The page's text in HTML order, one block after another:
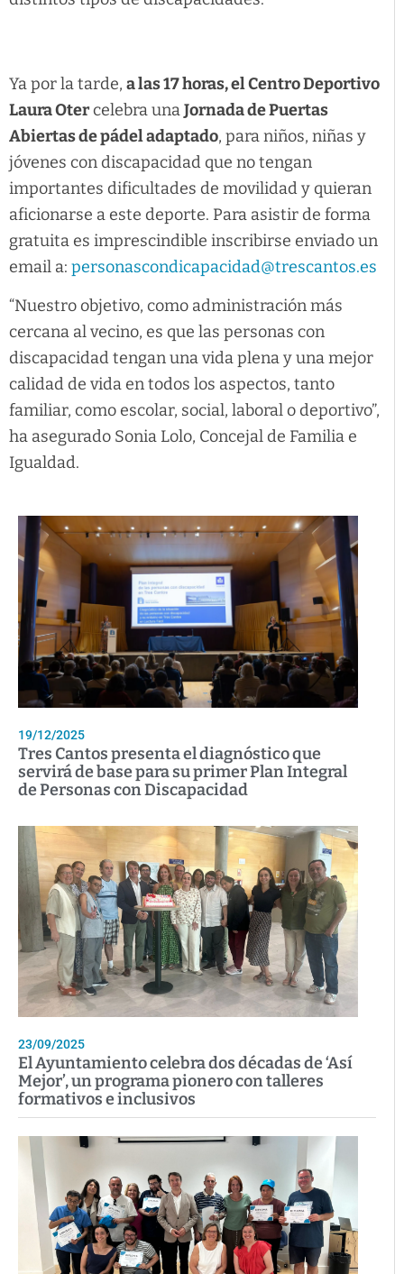
Ya por la tarde, a las 17 horas, el Centro Deportivo
Laura Otercelebra unaJornada de Puertas
Abiertas de pádel adaptado, para niños, niñas y
jóvenes con discapacidad que no tengan
importantes dificultades de movilidad y quieran
aficionarse a este deporte. Para asistir de forma
gratuita es imprescindible inscribirse enviado un
email a: personascondicapacidad@trescantos.es
“Nuestro objetivo, como administración más
cercana al vecino, es que las personas con
discapacidad tengan una vida plena y una mejor
calidad de vida en todos los aspectos, tanto
familiar, como escolar, social, laboral o deportivo”,
ha asegurado Sonia Lolo, Concejal de Familia e
Igualdad.
19/12/2025
Tres Cantos presenta el diagnóstico que
servirá de base para su primer Plan Integral
de Personas con Discapacidad
23/09/2025
El Ayuntamiento celebra dos décadas de ‘Así
Mejor’, un programa pionero con talleres
formativos e inclusivos